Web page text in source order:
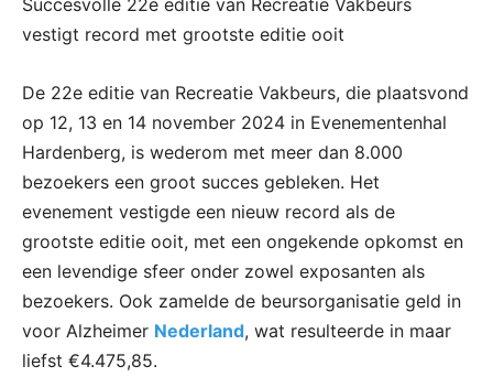
vestigt record met grootste editie ooit
De 22e editie van Recreatie Vakbeurs, die plaatsvond
op 12, 13 en 14 november 2024 in Evenementenhal
Hardenberg, is wederom met meer dan 8.000
bezoekers een groot succes gebleken. Het
evenement vestigde een nieuw record als de
grootste editie ooit, met een ongekende opkomst en
een levendige sfeer onder zowel exposanten als
bezoekers. Ook zamelde de beursorganisatie geld in
voor Alzheimer Nederland, wat resulteerde in maar
liefst €4.475,85.